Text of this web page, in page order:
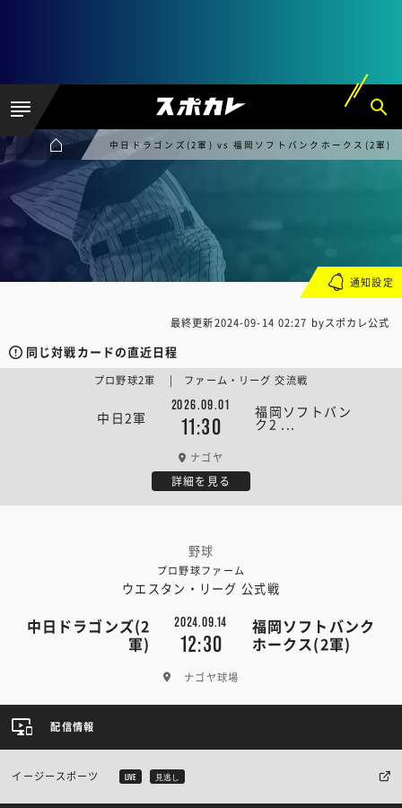
中日ドラゴンズ(2軍) vs 福岡ソフトバンクホークス(2軍)
最終更新2024-09-14 02:27 byスポカレ公式
同じ対戦カードの直近日程
中日2軍
2026.09.01
11:30
福岡ソフトバン
ク2 ...
プロ野球2軍 | ファーム・リーグ 交流戦
ナゴヤ
詳細を見る
野球
プロ野球ファーム
ウエスタン・リーグ 公式戦
中日ドラゴンズ(2
軍)
2024.09.14
12:30
福岡ソフトバンク
ホークス(2軍)
ナゴヤ球場
通知設定
配信情報
イージースポーツ LIVE 見逃し